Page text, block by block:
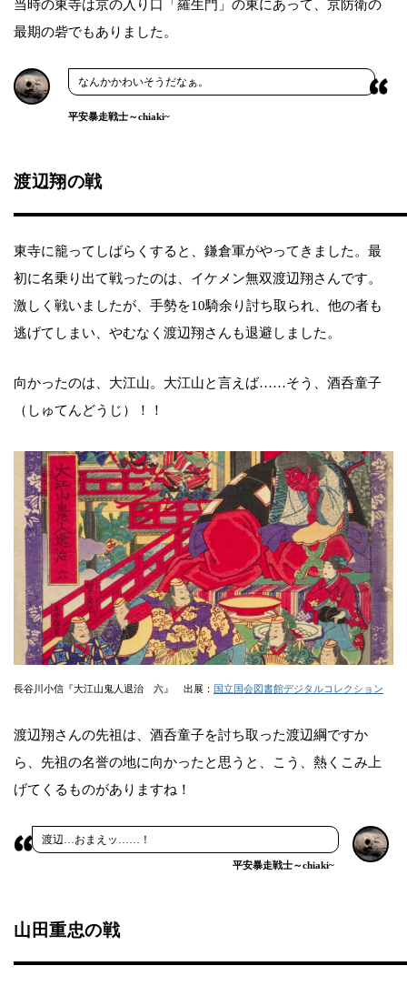
当時の東寺は京の入り口「羅生門」の東にあって、京防衛の
最期の砦でもありました。
なんかかわいそうだなぁ。
平安暴走戦士～chiaki~
渡辺翔の戦
東寺に籠ってしばらくすると、鎌倉軍がやってきました。最
初に名乗り出て戦ったのは、イケメン無双渡辺翔さんです。
激しく戦いましたが、手勢を10騎余り討ち取られ、他の者も
逃げてしまい、やむなく渡辺翔さんも退避しました。
向かったのは、大江山。大江山と言えば……そう、酒呑童子
（しゅてんどうじ）！！
長谷川小信『大江山鬼人退治 六』 出展： 国立国会図書館デジタルコレクション
渡辺翔さんの先祖は、酒呑童子を討ち取った渡辺綱ですか
ら、先祖の名誉の地に向かったと思うと、こう、熱くこみ上
げてくるものがありますね！
渡辺…おまえッ……！
平安暴走戦士～chiaki~
山田重忠の戦